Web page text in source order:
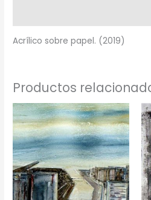
Acrílico sobre papel. (2019)
Productos